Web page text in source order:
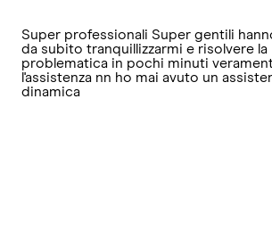
Super professionali Super gentili
da subito tranquillizzarmi e risolvere la
problematica in pochi minuti
l'assistenza nn ho mai avuto un
dinamica